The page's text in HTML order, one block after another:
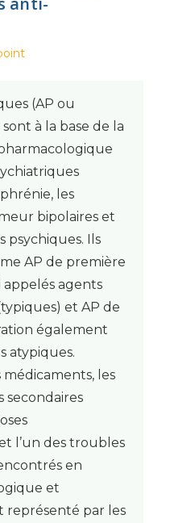
(AP ou
à la base de la
les
bipolaires et
psychiques. Ils
AP de première
appelés agents
et AP de
également
atypiques.
médicaments, les
secondaires
l’un des troubles
en
et
représenté par les